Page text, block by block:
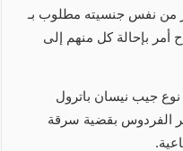
مطلوب بـ 4300 ، وآخر من نفس جنسيته مطلوب بـ
أمر بإحالة كل منهم إلى
جيب نيسان باترول
الفردوس بقضية سرقة